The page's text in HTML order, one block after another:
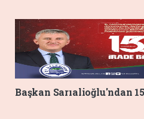
Başkan Sarıalioğlu'ndan